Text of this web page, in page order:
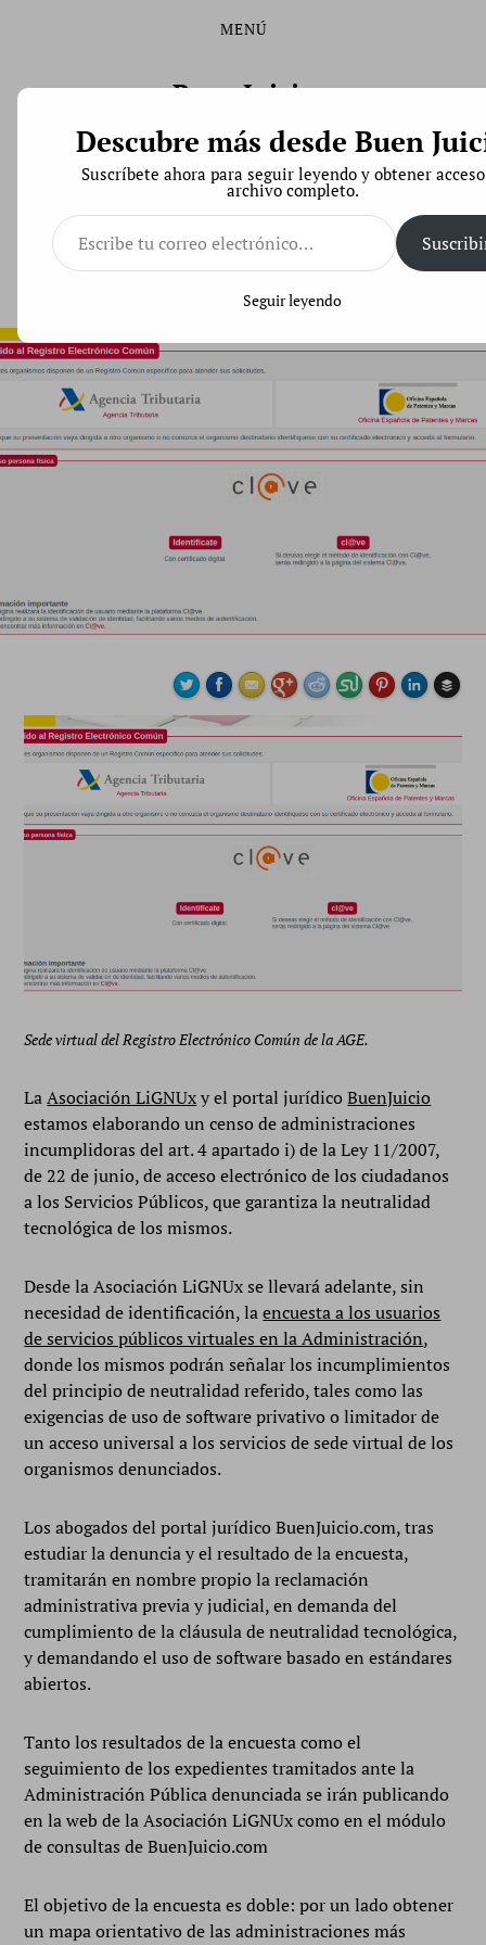
principal
MENÚ
Buen Juicio
Derecho de Código Abierto
¿Qué Administraciones Públicas vulneran la
Sede virtual del Registro Electrónico Común de la AGE.
LaAsociación LiGNUxy el portal jurídicoBuenJuicio
estamos elaborando un censo de administraciones
incumplidoras del art. 4 apartado i) de la Ley 11/2007,
de 22 de junio, de acceso electrónico de los ciudadanos
a los Servicios Públicos, que garantiza la neutralidad
tecnológica de los mismos.
Desde la Asociación LiGNUx se llevará adelante, sin
necesidad de identificación, laencuesta a los usuarios
de servicios públicos virtuales en la Administración,
donde los mismos podrán señalar los incumplimientos
del principio de neutralidad referido, tales como las
exigencias de uso de software privativo o limitador de
un acceso universal a los servicios de sede virtual de los
organismos denunciados.
Los abogados del portal jurídico BuenJuicio.com, tras
estudiar la denuncia y el resultado de la encuesta,
tramitarán en nombre propio la reclamación
administrativa previa y judicial, en demanda del
cumplimiento de la cláusula de neutralidad tecnológica,
y demandando el uso de software basado en estándares
abiertos.
Tanto los resultados de la encuesta como el
seguimiento de los expedientes tramitados ante la
Administración Pública denunciada se irán publicando
en la web de la Asociación LiGNUx como en el módulo
de consultas de BuenJuicio.com
El objetivo de la encuesta es doble: por un lado obtener
un mapa orientativo de las administraciones más
Descubre más desde Buen
Suscríbete ahora para seguir leyendo y obtener
archivo completo.
Escribe
tu
correo
electrónico…
Seguir leyendo